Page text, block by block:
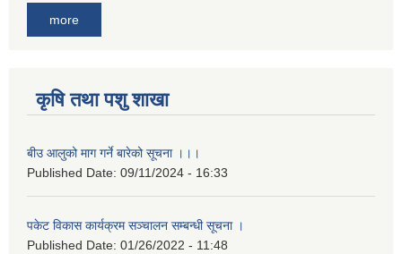
more
कृषि तथा पशु शाखा
बीउ आलुको माग गर्ने बारेको सूचना ।।।
Published Date: 09/11/2024 - 16:33
पकेट विकास कार्यक्रम सञ्चालन सम्बन्धी सूचना ।
Published Date: 01/26/2022 - 11:48